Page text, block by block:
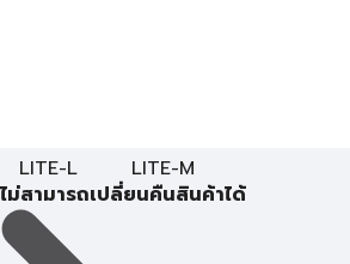
LITE-L
LITE-M
ไม่สามารถเปลี่ยนคืนสินค้าได้